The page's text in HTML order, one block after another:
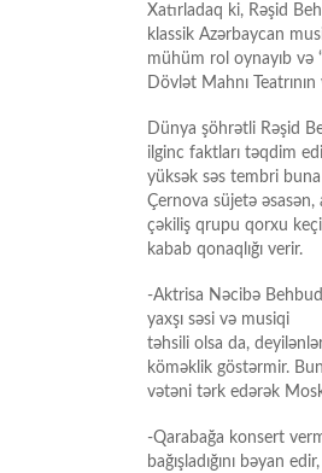
Xatırladaq ki, Rəşid
klassik Azərbaycan
mühüm rol oynayıb və
Dövlət Mahnı
Dünya şöhrətli Rəşid
ilginc faktları təqdim
yüksək səs tembri buna
Çernova süjetə
çəkiliş qrupu qorxu
kabab qonaqlığı verir.
-Aktrisa Nəcibə
yaxşı səsi və musiqi
təhsili olsa da,
köməklik göstərmir.
vətəni tərk edərək
-Qarabağa konsert
bağışladığını bəyan